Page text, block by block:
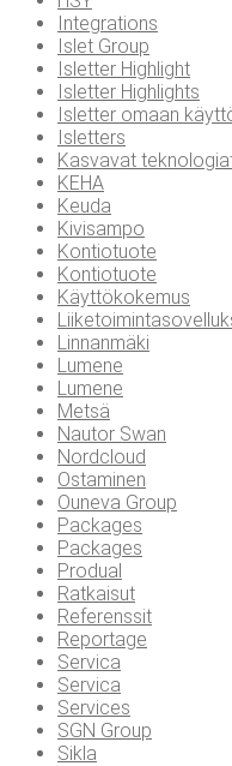
Integrations
Islet Group
Isletter Highlight
Isletter Highlights
Isletter omaan
Isletters
Kasvavat
KEHA
Keuda
Kivisampo
Kontiotuote
Kontiotuote
Käyttökokemus
Linnanmäki
Lumene
Lumene
Metsä
Nautor Swan
Nordcloud
Ostaminen
Ouneva Group
Packages
Packages
Produal
Ratkaisut
Referenssit
Reportage
Servica
Servica
Services
SGN Group
Sikla